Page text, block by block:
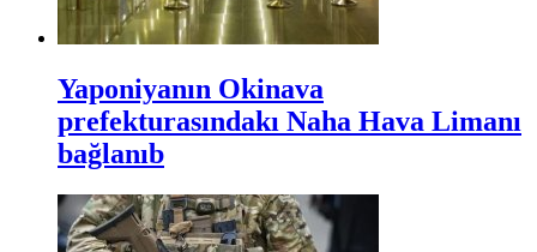
Yaponiyanın Okinava
prefekturasındakı Naha Hava Limanı
bağlanıb